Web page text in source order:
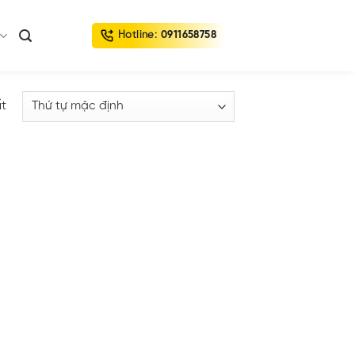
Hotline: 0911658758